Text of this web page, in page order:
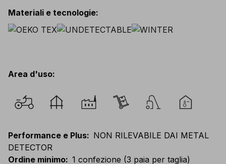
Materiali e tecnologie:
Area d'uso:
Performance e Plus: NON RILEVABILE DAI METAL
DETECTOR
Ordine minimo: 1 confezione (3 paia per taglia)